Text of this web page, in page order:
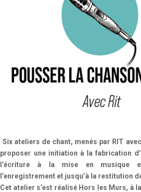
Six ateliers de chant, menés par RIT
proposer une initiation à la fabrication
l’écriture à la mise en musique
l’enregistrement et jusqu’à la restitution
Cet atelier s’est réalisé Hors les Murs, à